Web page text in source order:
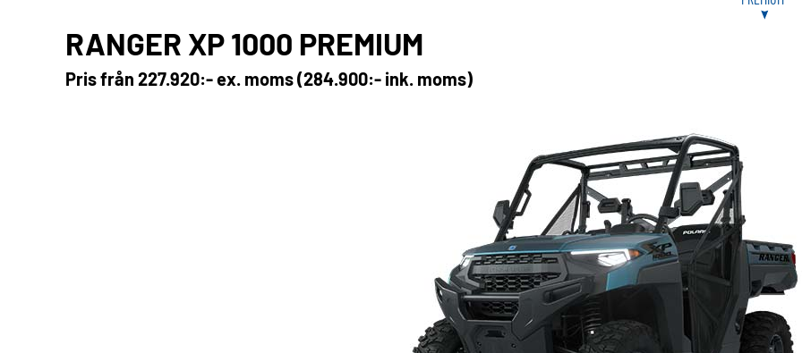
RANGER XP 1000 PREMIUM
Pris från 227.920:- ex. moms (284.900:- ink. moms)